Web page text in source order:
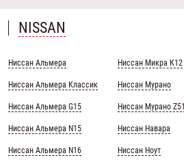
NISSAN
Ниссан Альмера
Ниссан Альмера Классик
Ниссан Альмера G15
Ниссан Альмера N15
Ниссан Альмера N16
Ниссан Микра К12
Ниссан Мурано
Ниссан Мурано Z51
Ниссан Навара
Ниссан Ноут